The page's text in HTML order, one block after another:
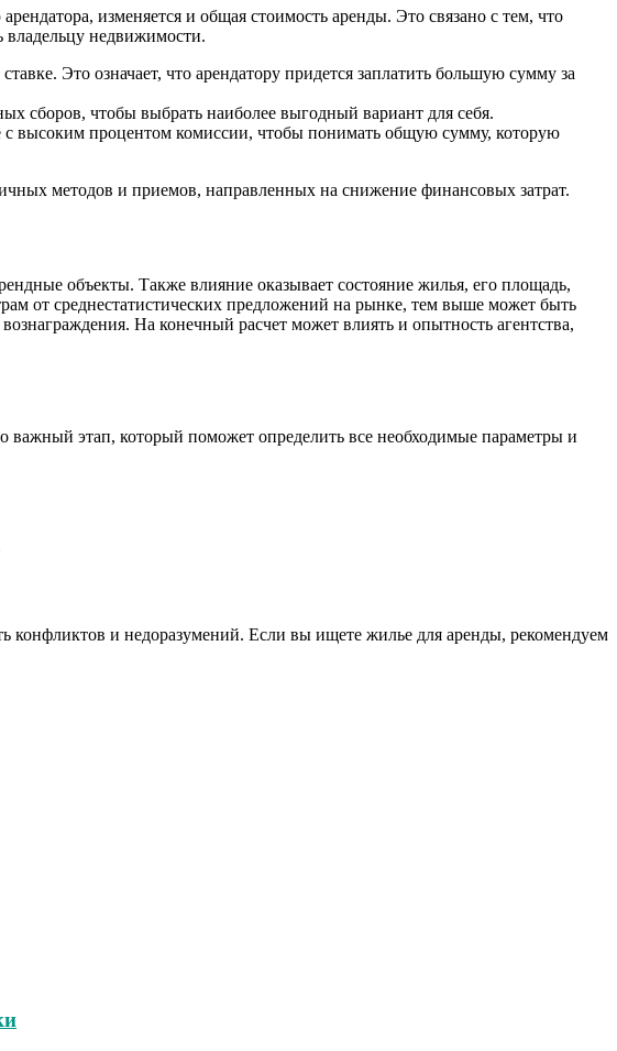
изменяется и общая стоимость аренды. Это связано с тем, что
владельцу недвижимости.
Это означает, что арендатору придется заплатить большую сумму за
сборов, чтобы выбрать наиболее выгодный вариант для себя.
высоким процентом комиссии, чтобы понимать общую сумму, которую
методов и приемов, направленных на снижение финансовых затрат.
объекты. Также влияние оказывает состояние жилья, его площадь,
от среднестатистических предложений на рынке, тем выше может быть
На конечный расчет может влиять и опытность агентства,
этап, который поможет определить все необходимые параметры и
конфликтов и недоразумений. Если вы ищете жилье для аренды, рекомендуем